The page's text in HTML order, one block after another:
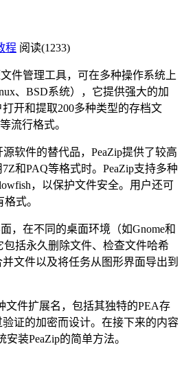
程 阅读(1233)
件管理工具，可在多种操作系统上
、BSD系统），它提供强大的加
开和提取200多种类型的存档文
流行格式。
软件的替代品，PeaZip提供了较高
和PAQ等格式时。PeaZip支持多种
，以保护文件安全。用户还可
式。
，在不同的桌面环境（如Gnome和
括永久删除文件、检查文件哈希
文件以及将任务从图形界面导出到
文件扩展名，包括其独特的PEA存
证的加密而设计。在接下来的内容
装PeaZip的简单方法。